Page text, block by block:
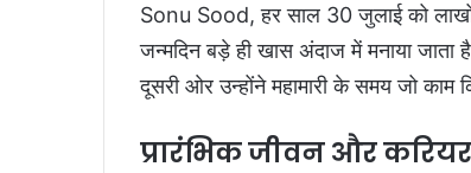
Sonu Sood, हर साल 30 जुलाई को
जन्मदिन बड़े ही खास अंदाज में मनाया
दूसरी ओर उन्होंने महामारी के समय जो काम
प्रारंभिक जीवन और